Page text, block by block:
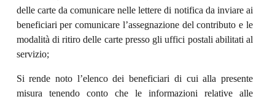
delle carte da comunicare nelle lettere di notifica da inviare ai
beneficiari per comunicare l’assegnazione del contributo e le
modalità di ritiro delle carte presso gli uffici postali abilitati al
servizio;
Si rende noto l’elenco dei beneficiari di cui alla presente
misura tenendo conto che le informazioni relative alle